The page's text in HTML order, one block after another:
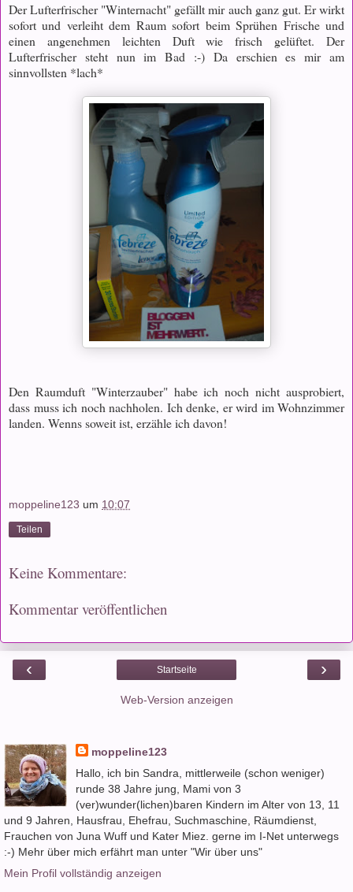
Der Lufterfrischer "Winternacht" gefällt mir auch ganz gut. Er wirkt
sofort und verleiht dem Raum sofort beim Sprühen Frische und
einen angenehmen leichten Duft wie frisch gelüftet. Der
Lufterfrischer steht nun im Bad :-) Da erschien es mir am
sinnvollsten *lach*
Den Raumduft "Winterzauber" habe ich noch nicht ausprobiert,
dass muss ich noch nachholen. Ich denke, er wird im Wohnzimmer
landen. Wenns soweit ist, erzähle ich davon!
moppeline123 um 10:07
Teilen
Keine Kommentare:
Kommentar veröffentlichen
‹ ›
Startseite
Web-Version anzeigen
moppeline123
Hallo, ich bin Sandra, mittlerweile (schon weniger)
runde 38 Jahre jung, Mami von 3
(ver)wunder(lichen)baren Kindern im Alter von 13, 11
und 9 Jahren, Hausfrau, Ehefrau, Suchmaschine, Räumdienst,
Frauchen von Juna Wuff und Kater Miez. gerne im I-Net unterwegs
:-) Mehr über mich erfährt man unter "Wir über uns"
Mein Profil vollständig anzeigen